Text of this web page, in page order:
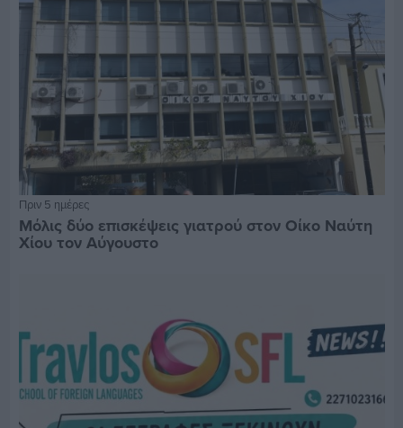
Πριν 5 ημέρες
Μόλις δύο επισκέψεις γιατρού στον Οίκο Ναύτη
Χίου τον Αύγουστο